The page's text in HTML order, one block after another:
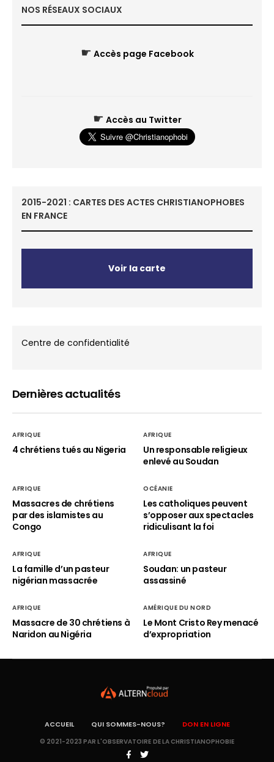
NOS RÉSEAUX SOCIAUX
☛ Accès page Facebook
☛ Accès au Twitter
2015-2021 : CARTES DES ACTES CHRISTIANOPHOBES
EN FRANCE
Voir la carte
Centre de confidentialité
Dernières actualités
AFRIQUE
4 chrétiens tués au Nigeria
AFRIQUE
Un responsable religieux
enlevé au Soudan
AFRIQUE
Massacres de chrétiens
par des islamistes au
Congo
OCÉANIE
Les catholiques peuvent
s’opposer aux spectacles
ridiculisant la foi
AFRIQUE
La famille d’un pasteur
nigérian massacrée
AFRIQUE
Soudan: un pasteur
assassiné
AFRIQUE
Massacre de 30 chrétiens à
Naridon au Nigéria
AMÉRIQUE DU NORD
Le Mont Cristo Rey menacé
d’expropriation
ACCUEIL QUI SOMMES-NOUS? DON EN LIGNE
© 2021-2023 PAR L'OBSERVATOIRE DE LA CHRISTIANOPHOBIE